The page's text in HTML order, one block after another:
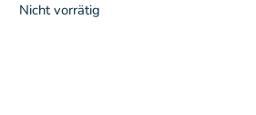
Nicht vorrätig